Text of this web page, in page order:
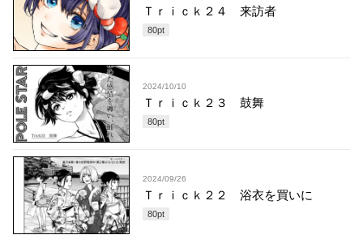
Ｔｒｉｃｋ２４ 来訪者
80pt
2024/10/10
Ｔｒｉｃｋ２３ 鼓舞
80pt
2024/09/26
Ｔｒｉｃｋ２２ 浴衣を買いに
80pt